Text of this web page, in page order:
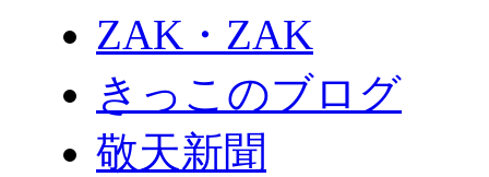
ZAK・ZAK
きっこのブログ
敬天新聞